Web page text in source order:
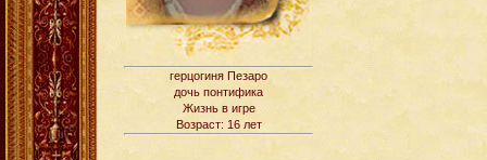
герцогиня Пезаро
дочь понтифика
Жизнь в игре
Возраст: 16 лет